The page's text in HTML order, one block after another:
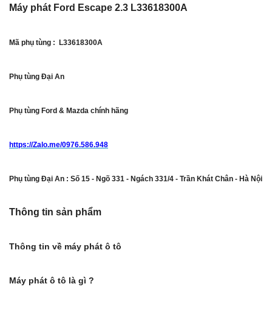
Máy phát Ford Escape 2.3 L33618300A
Mã phụ tùng : L33618300A
Phụ tùng Đại An
Phụ tùng Ford & Mazda chính hãng
https://Zalo.me/0976.586.948
Phụ tùng Đại An : Số 15 - Ngõ 331 - Ngách 331/4 - Trần Khát Chân - Hà Nội
Thông tin sản phẩm
Thông tin về máy phát ô tô
Máy phát ô tô là gì ?